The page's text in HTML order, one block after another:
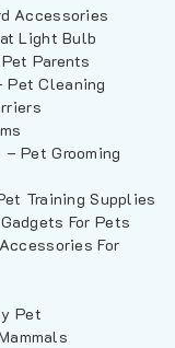
Accessories
Light Bulb
Parents
Cleaning
Pet Grooming
Training Supplies
For Pets
For
Pet